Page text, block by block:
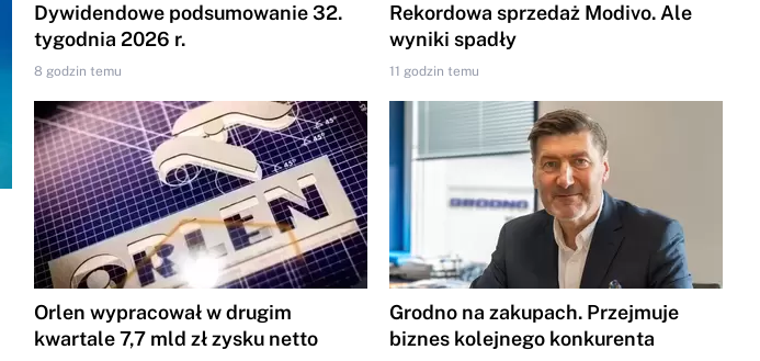
Dywidendowe podsumowanie 32.
tygodnia 2026 r.
8 godzin temu
Rekordowa sprzedaż Modivo. Ale
wyniki spadły
11 godzin temu
Orlen wypracował w drugim
kwartale 7,7 mld zł zysku netto
Grodno na zakupach. Przejmuje
biznes kolejnego konkurenta